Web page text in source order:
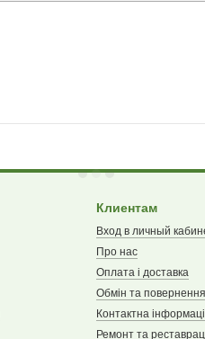
Клиентам
Вход в личный
Про нас
Оплата і доставка
Обмін та повернення
Контактна
Ремонт та